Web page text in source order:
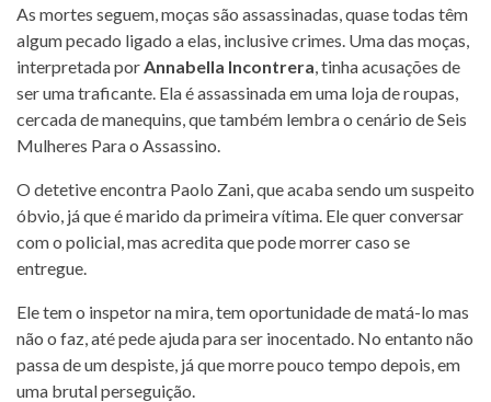
As mortes seguem, moças são assassinadas, quase todas têm
algum pecado ligado a elas, inclusive crimes. Uma das moças,
interpretada porAnnabella Incontrera, tinha acusações de
ser uma traficante. Ela é assassinada em uma loja de roupas,
cercada de manequins, que também lembra o cenário de Seis
Mulheres Para o Assassino.
O detetive encontra Paolo Zani, que acaba sendo um suspeito
óbvio, já que é marido da primeira vítima. Ele quer conversar
com o policial, mas acredita que pode morrer caso se
entregue.
Ele tem o inspetor na mira, tem oportunidade de matá-lo mas
não o faz, até pede ajuda para ser inocentado. No entanto não
passa de um despiste, já que morre pouco tempo depois, em
uma brutal perseguição.